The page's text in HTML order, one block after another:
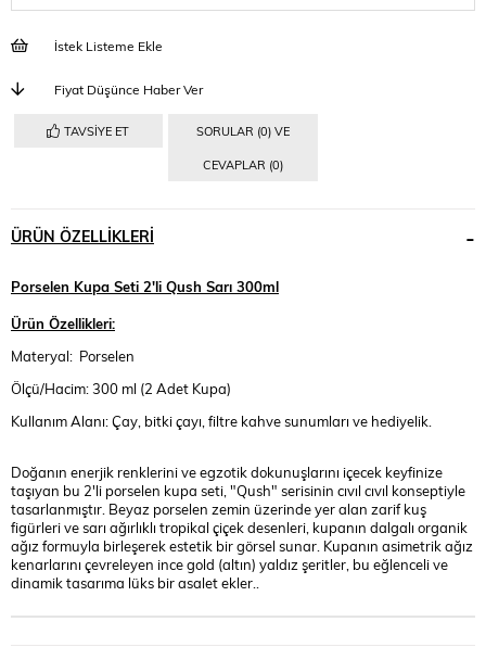
İstek Listeme Ekle
Fiyat Düşünce Haber Ver
TAVSIYE ET SORULAR (0) VE
CEVAPLAR (0)
ÜRÜN ÖZELLIKLERI
Porselen Kupa Seti 2'li Qush Sarı 300ml
Ürün Özellikleri:
Materyal: Porselen
Ölçü/Hacim: 300 ml (2 Adet Kupa)
Kullanım Alanı: Çay, bitki çayı, filtre kahve sunumları ve hediyelik.
Doğanın enerjik renklerini ve egzotik dokunuşlarını içecek keyfinize
taşıyan bu 2'li porselen kupa seti, "Qush" serisinin cıvıl cıvıl konseptiyle
tasarlanmıştır. Beyaz porselen zemin üzerinde yer alan zarif kuş
figürleri ve sarı ağırlıklı tropikal çiçek desenleri, kupanın dalgalı organik
ağız formuyla birleşerek estetik bir görsel sunar. Kupanın asimetrik ağız
kenarlarını çevreleyen ince gold (altın) yaldız şeritler, bu eğlenceli ve
dinamik tasarıma lüks bir asalet ekler..